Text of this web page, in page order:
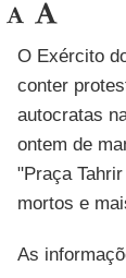
O Exército
conter
autocratas
ontem de
"Praça
mortos e
As